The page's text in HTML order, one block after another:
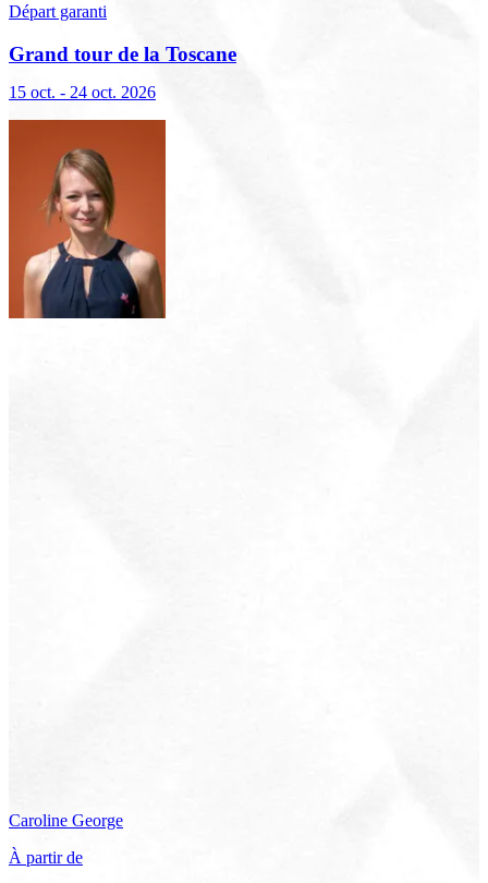
Départ garanti
Grand tour de la Toscane
15 oct. - 24 oct. 2026
Caroline George
À partir de